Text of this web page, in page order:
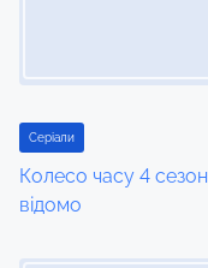
Серіали
Колесо часу 4
відомо